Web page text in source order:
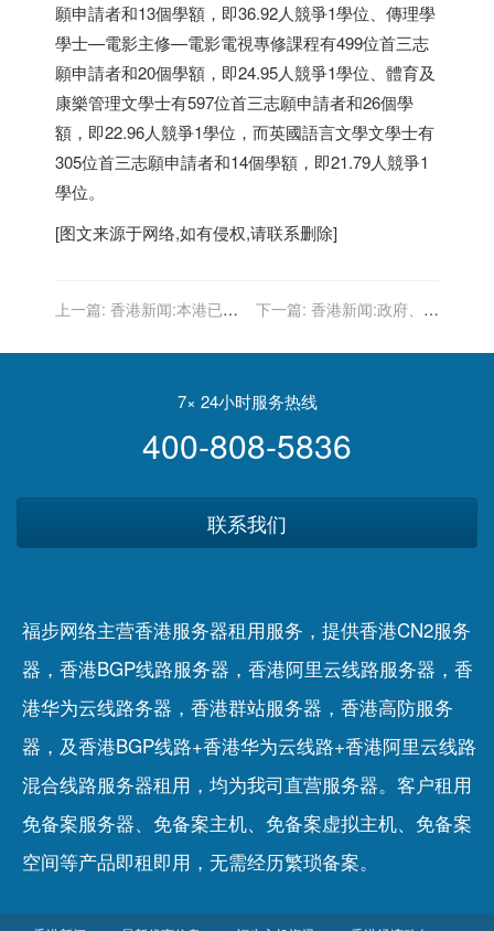
願申請者和13個學額，即36.92人競爭1學位、傳理學
學士—電影主修—電影電視專修課程有499位首三志
願申請者和20個學額，即24.95人競爭1學位、體育及
康樂管理文學士有597位首三志願申請者和26個學
額，即22.96人競爭1學位，而英國語言文學文學士有
305位首三志願申請者和14個學額，即21.79人競爭1
學位。
[图文来源于网络,如有侵权,请联系删除]
上一篇: 香港新闻:本港已接
306萬人接種首劑
下一篇: 香港新闻:政府、學
計劃 收集逾1噸玻璃樽
7× 24小时服务热线
400-808-5836
联系我们
福步网络主营香港服务器租用服务，提供香港CN2服务
器，香港BGP线路服务器，香港阿里云线路服务器，香
港华为云线路务器，香港群站服务器，香港高防服务
器，及香港BGP线路+香港华为云线路+香港阿里云线路
混合线路服务器租用，均为我司直营服务器。客户租用
免备案服务器、 免备案主机、 免备案虚拟主机、 免备案
空间等产品即租即用，无需经历繁琐备案。